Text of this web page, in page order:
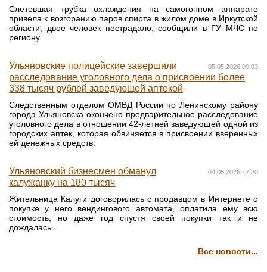
Слетевшая трубка охлаждения на самогонном аппарате
привела к возгоранию паров спирта в жилом доме в Иркутской
области, двое человек пострадало, сообщили в ГУ МЧС по
региону.
05.05.2026 09:03
Ульяновские полицейские завершили
расследование уголовного дела о присвоении более
338 тысяч рублей заведующей аптекой
Следственным отделом ОМВД России по Ленинскому району
города Ульяновска окончено предварительное расследование
уголовного дела в отношении 42-летней заведующей одной из
городских аптек, которая обвиняется в присвоении вверенных
ей денежных средств.
04.05.2026 17:20
Ульяновский бизнесмен обманул
калужанку на 180 тысяч
Жительница Калуги договорилась с продавцом в Интернете о
покупке у него вендингового автомата, оплатила ему всю
стоимость, но даже год спустя своей покупки так и не
дождалась.
Все новости...